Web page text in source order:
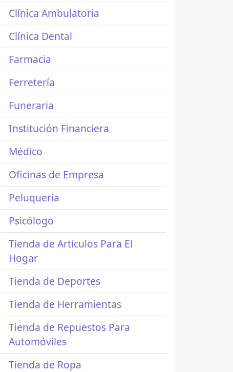
Clínica Ambulatoria
Clínica Dental
Farmacia
Ferretería
Funeraria
Institución Financiera
Médico
Oficinas de Empresa
Peluquería
Psicólogo
Tienda de Artículos Para El
Hogar
Tienda de Deportes
Tienda de Herramientas
Tienda de Repuestos Para
Automóviles
Tienda de Ropa